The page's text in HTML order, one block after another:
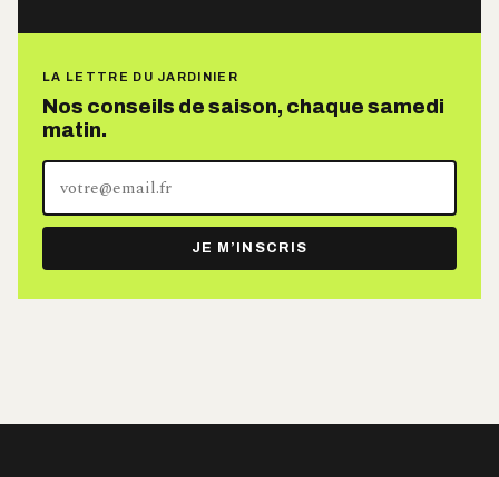
LA LETTRE DU JARDINIER
Nos conseils de saison, chaque samedi
matin.
adresse
e-
mail
JE M’INSCRIS